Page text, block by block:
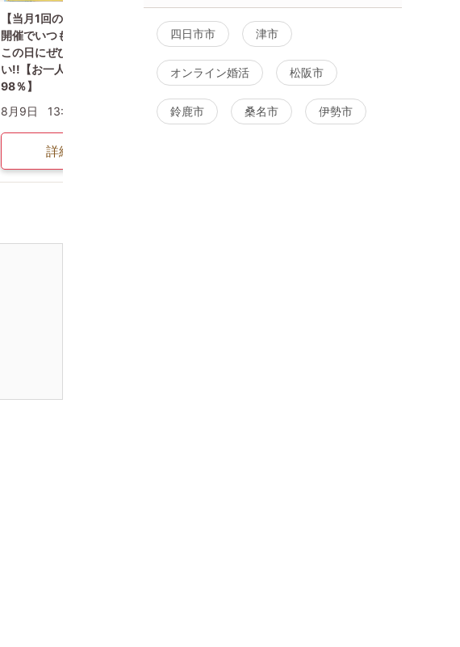
【当月1回のみ/津市】希少な
開催でいつもと違う出会いを!
この日にぜひお集まりくださ
い!!【お一人での参加率
98％】
8月9日
13:00〜
詳細を見る
【㊚満㊛特割残1】いつまでも
恋人夫婦希望の方！30歳～45
完備
四日市市 津市
オンライン婚活 松阪市
鈴鹿市 桑名市 伊勢市